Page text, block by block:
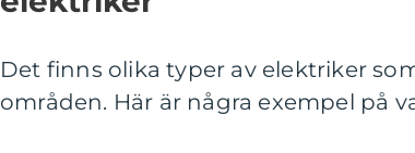
Det finns olika typer av elektriker
områden. Här är några exempel på